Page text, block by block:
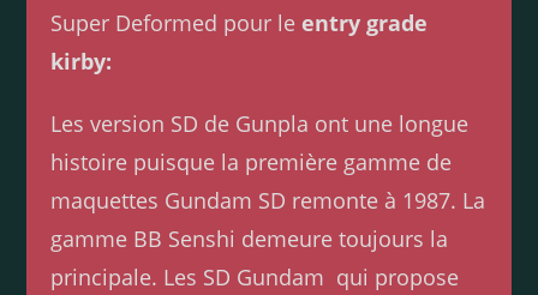
Super Deformed pour leentry grade
kirby:
Les version SD de Gunpla ont une longue
histoire puisque la première gamme de
maquettes Gundam SD remonte à 1987. La
gamme BB Senshi demeure toujours la
principale. Les SD Gundam qui propose